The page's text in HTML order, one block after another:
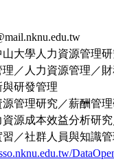
山大學人力資源管理
理／人力資源管理／
研發管理
源管理研究／薪酬管
源成本效益分析研
／社群人員與知識